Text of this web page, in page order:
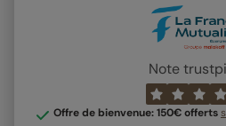
Note
Offre de bienvenue: 150€ offerts